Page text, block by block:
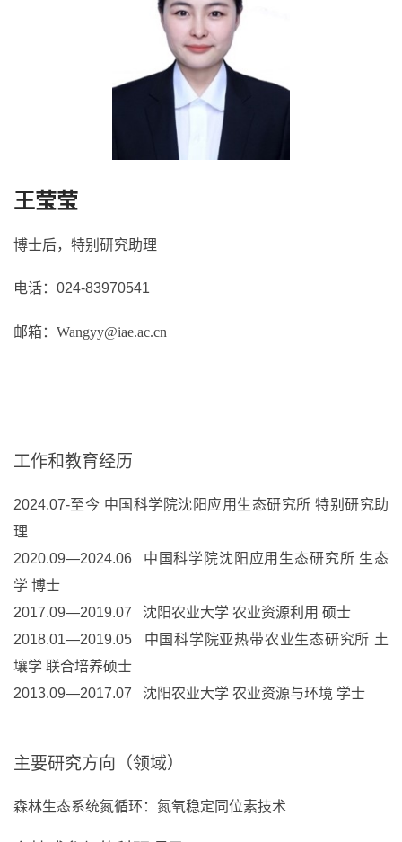
王莹莹
博士后，特别研究助理
电话：024-83970541
邮箱： Wangyy@iae.ac.cn
工作和教育经历
2024.07-至今 中国科学院沈阳应用生态研究所 特别研究助
理
2020.09—2024.06 中国科学院沈阳应用生态研究所 生态
学 博士
2017.09—2019.07 沈阳农业大学 农业资源利用 硕士
2018.01—2019.05 中国科学院亚热带农业生态研究所 土
壤学 联合培养硕士
2013.09—2017.07 沈阳农业大学 农业资源与环境 学士
主要研究方向（领域）
森林生态系统氮循环：氮氧稳定同位素技术